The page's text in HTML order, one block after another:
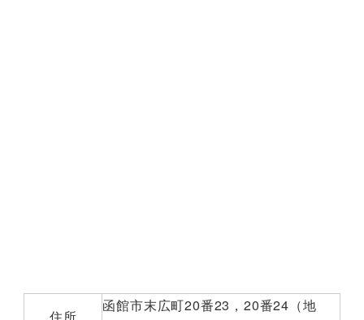
函館市末広町20番23，20番24（地